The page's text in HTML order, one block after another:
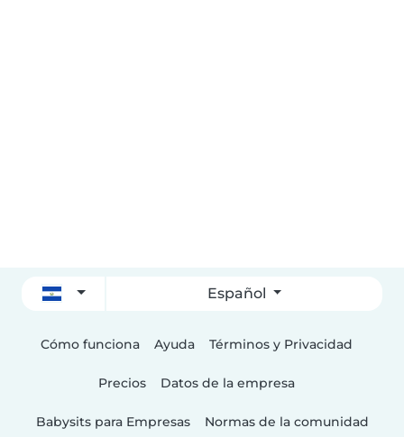
Español
Cómo funciona Ayuda Términos y Privacidad
Precios Datos de la empresa
Babysits para Empresas Normas de la comunidad